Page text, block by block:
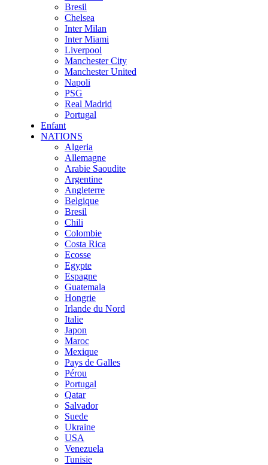
Bresil
Chelsea
Inter Milan
Inter Miami
Liverpool
Manchester City
Manchester United
Napoli
PSG
Real Madrid
Portugal
Enfant
NATIONS
Algeria
Allemagne
Arabie Saoudite
Argentine
Angleterre
Belgique
Bresil
Chili
Colombie
Costa Rica
Ecosse
Egypte
Espagne
Guatemala
Hongrie
Irlande du Nord
Italie
Japon
Maroc
Mexique
Pays de Galles
Pérou
Portugal
Qatar
Salvador
Suede
Ukraine
USA
Venezuela
Tunisie